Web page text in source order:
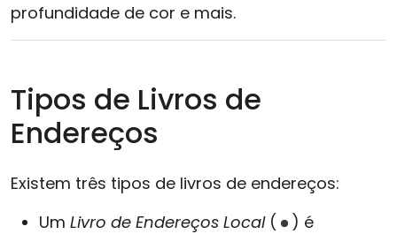
profundidade de cor e mais.
Tipos de Livros de
Endereços
Existem três tipos de livros de endereços:
Um Livro de Endereços Local(
) é